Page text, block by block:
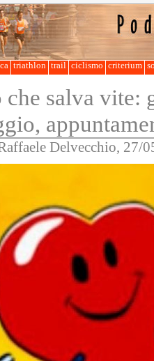
triathlon trail ciclismo criterium
salva vite:
Delvecchio, 27/